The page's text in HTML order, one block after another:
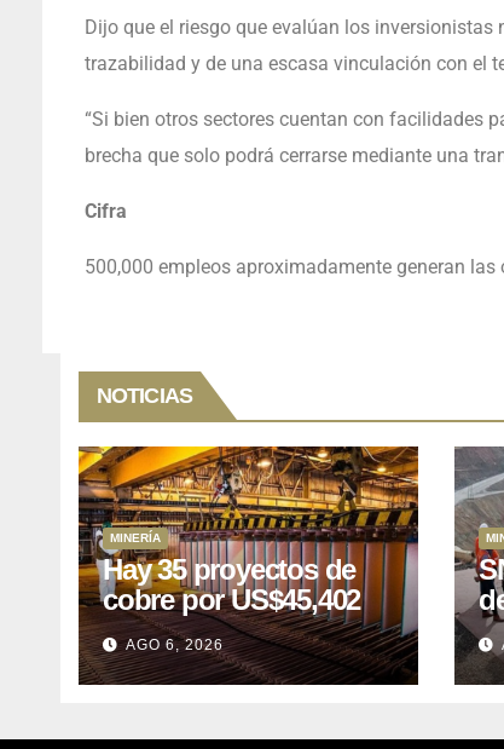
Dijo que el riesgo que evalúan los
trazabilidad y de una escasa vinculación con el
“Si bien otros sectores cuentan con facilidades
brecha que solo podrá cerrarse mediante una
Cifra
500,000 empleos aproximadamente generan
NOTICIAS
MINERÍA
Hay 35 proyectos de
cobre por US$45,402
millones que Perú
puede aprovechar
AGO 6, 2026